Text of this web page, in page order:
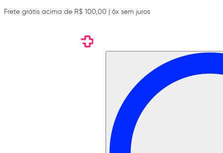
Frete grátis acima de R$ 100,00 | 6x sem juros